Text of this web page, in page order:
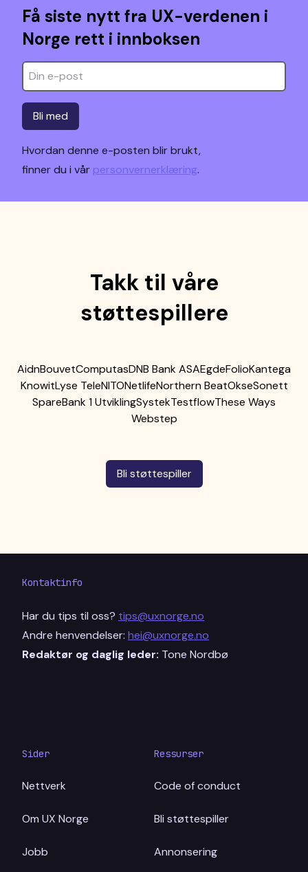
Få siste nytt fra UX-verdenen i
Norge rett i innboksen
Bli med
Hvordan denne e-posten blir brukt,
finner du i vår personvernerklæring.
Takk til våre
støttespillere
AidnBouvetComputasDNB Bank ASAEgdeFolioKantega
KnowitLyse TeleNITONetlifeNorthern BeatOkseSonett
SpareBank 1 UtviklingSystekTestflowThese Ways
Webstep
Bli støttespiller
Kontaktinfo
Har du tips til oss? tips@uxnorge.no
Andre henvendelser: hei@uxnorge.no
Redaktør og daglig leder: Tone Nordbø
Sider
Nettverk
Om UX Norge
Jobb
Ressurser
Code of conduct
Bli støttespiller
Annonsering